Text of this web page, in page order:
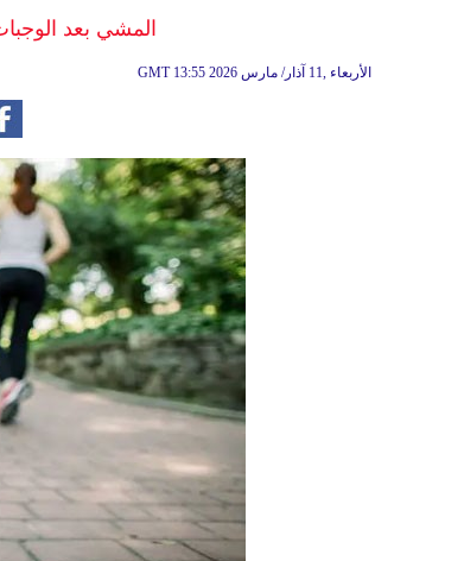
المشي بعد
GMT 13:55 2026 الأربعاء ,11 آذار/ مارس